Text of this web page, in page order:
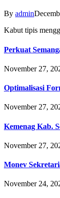
By admin
Kabut tipis
Perkuat
November 27,
Optimalisasi
November 27,
Kemenag Kab.
November 27,
Monev
November 24,